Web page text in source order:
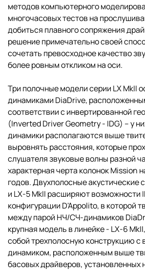
методов компьютерного
многочасовых тестов на
добиться плавного сопряжения
решение примечательно своей
сочетать превосходное качество
более ровным откликом на оси.
Три полочные модели серии LX MkII
динамиками DiaDrive,
соответствии с инвертированной
(Inverted Driver Geometry - IDG) – у
динамики располагаются выше
выровнять расстояния, которые
слушателя звуковые волны разной
характерная черта колонок Mission
годов. Двухполосные акустические
и LX-5 MkII расширяют возможности
конфигурации D'Appolito, в которой
между парой НЧ/СЧ-динамиков
крупная модель в линейке - LX-6
собой трехполосную конструкцию
динамиком, расположенным выше
басовых драйверов, установленных